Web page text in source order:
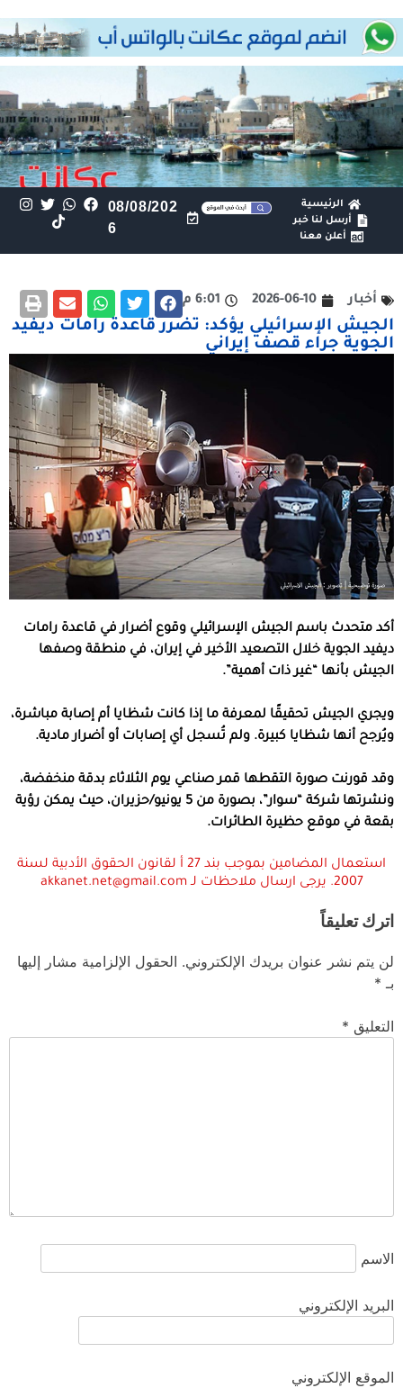
الرئيسية
أرسل لنا خبر
أعلن معنا
08/08/202
6
أخبار 2026-06-10 6:01 م
الجيش الإسرائيلي يؤكد: تضرر قاعدة رامات ديفيد
الجوية جراء قصف إيراني
أكد متحدث باسم الجيش الإسرائيلي وقوع أضرار في قاعدة رامات
ديفيد الجوية خلال التصعيد الأخير في إيران، في منطقة وصفها
الجيش بأنها “غير ذات أهمية”.
ويجري الجيش تحقيقًا لمعرفة ما إذا كانت شظايا أم إصابة مباشرة،
ويُرجح أنها شظايا كبيرة. ولم تُسجل أي إصابات أو أضرار مادية.
وقد قورنت صورة التقطها قمر صناعي يوم الثلاثاء بدقة منخفضة،
ونشرتها شركة “سوار”، بصورة من 5 يونيو/حزيران، حيث يمكن رؤية
بقعة في موقع حظيرة الطائرات.
استعمال المضامين بموجب بند 27 أ لقانون الحقوق الأدبية لسنة
2007. يرجى ارسال ملاحظات لـ akkanet.net@gmail.com
اترك تعليقاً
لن يتم نشر عنوان بريدك الإلكتروني. الحقول الإلزامية مشار إليها
بـ *
التعليق *
الاسم
البريد الإلكتروني
الموقع الإلكتروني